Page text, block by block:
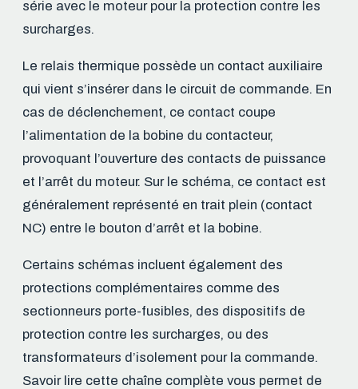
série avec le moteur pour la protection contre les
surcharges.
Le relais thermique possède un contact auxiliaire
qui vient s’insérer dans le circuit de commande. En
cas de déclenchement, ce contact coupe
l’alimentation de la bobine du contacteur,
provoquant l’ouverture des contacts de puissance
et l’arrêt du moteur. Sur le schéma, ce contact est
généralement représenté en trait plein (contact
NC) entre le bouton d’arrêt et la bobine.
Certains schémas incluent également des
protections complémentaires comme des
sectionneurs porte-fusibles, des dispositifs de
protection contre les surcharges, ou des
transformateurs d’isolement pour la commande.
Savoir lire cette chaîne complète vous permet de